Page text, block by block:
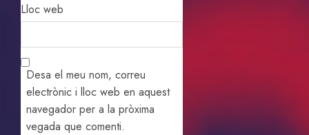
Lloc web
Desa el meu nom, correu
electrònic i lloc web en aquest
navegador per a la pròxima
vegada que comenti.